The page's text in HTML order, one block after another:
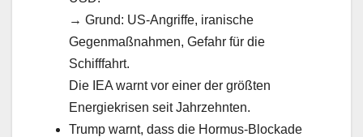
→ Grund: US‑Angriffe, iranische
Gegenmaßnahmen, Gefahr für die
Schifffahrt.
Die IEA warnt vor einer der größten
Energiekrisen seit Jahrzehnten.
Trump warnt, dass die Hormus‑Blockade